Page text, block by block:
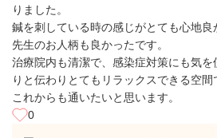
りました。
鍼を刺している時の感じがとても心地良
先生のお人柄も良かったです。
治療院内も清潔で、感染症対策にも気
りと伝わりとてもリラックスできる空間
これからも通いたいと思います。
0